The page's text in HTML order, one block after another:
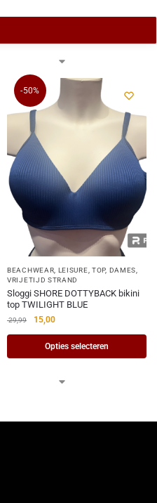
-50%
BEACHWEAR, LEISURE, TOP, DAMES
VRIJETIJD STRAND
Sloggi SHORE DOTTYBACK bikini
top TWILIGHT BLUE
29,99 15,00
Opties selecteren